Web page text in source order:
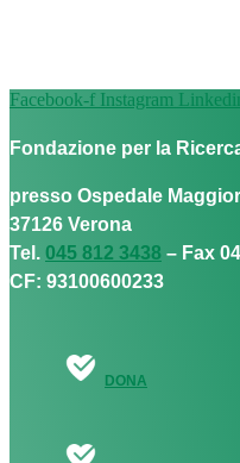
Facebook-f Instagram
Fondazione per la
presso Ospedale
37126 Verona
Tel. 045 812 3438 – Fax
CF: 93100600233
DONA